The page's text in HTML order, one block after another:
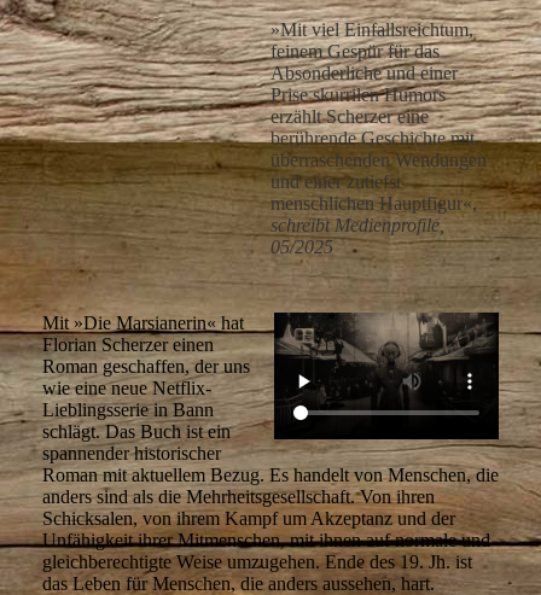
»Mit viel Einfallsreichtum,
feinem Gespür für das
Absonderliche und einer
Prise skurrilen Humors
erzählt Scherzer eine
berührende Geschichte mit
überraschenden Wendungen
und einer zutiefst
menschlichen Hauptfigur«,
schreibt Medienprofile,
05/2025
Mit »Die Marsianerin« hat
Florian Scherzer einen
Roman geschaffen, der uns
wie eine neue Netflix-
Lieblingsserie in Bann
schlägt. Das Buch ist ein
spannender historischer
Roman mit aktuellem Bezug. Es handelt von Menschen, die
anders sind als die Mehrheitsgesellschaft. Von ihren
Schicksalen, von ihrem Kampf um Akzeptanz und der
Unfähigkeit ihrer Mitmenschen, mit ihnen auf normale und
gleichberechtigte Weise umzugehen. Ende des 19. Jh. ist
das Leben für Menschen, die anders aussehen, hart.